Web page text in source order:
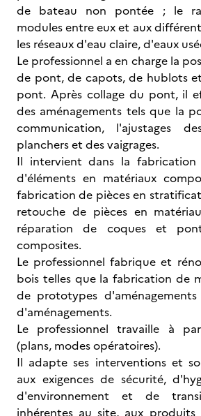
de bateau non pontée ; le
modules entre eux et aux
les réseaux d'eau claire, d'eaux
Le professionnel a en charge la
de pont, de capots, de hublots
pont. Après collage du pont, il
des aménagements tels que la
communication, l'ajustages
planchers et des vaigrages.
Il intervient dans la
d'éléments en matériaux
fabrication de pièces en
retouche de pièces en
réparation de coques et
composites.
Le professionnel fabrique et
bois telles que la fabrication de
de prototypes
d'aménagements.
Le professionnel travaille à
(plans, modes opératoires).
Il adapte ses interventions et
aux exigences de sécurité,
d'environnement et de
inhérentes au site, aux